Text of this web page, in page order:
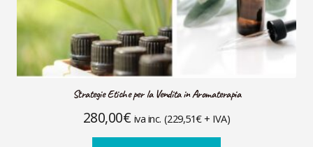
Strategie Etiche per la Vendita in Aromaterapia
280,00€ iva inc. (229,51€+ IVA)